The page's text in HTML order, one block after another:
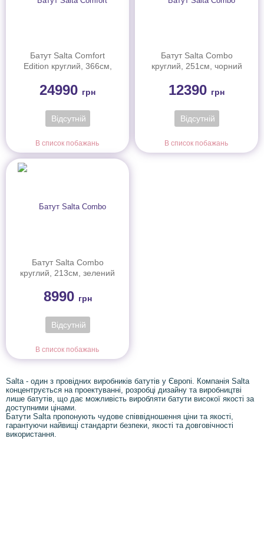
Батут Salta Comfort
Edition круглий, 366см,
24990 грн
Відсутній
В список побажань
Батут Salta Combo
круглий, 251см, чорний
12390 грн
Відсутній
В список побажань
Батут Salta Combo
круглий, 213см, зелений
8990 грн
Відсутній
В список побажань
Salta - один з провідних виробників батутів у Європі. Компанія Salta
концентрується на проектуванні, розробці дизайну та виробництві
лише батутів, що дає можливість виробляти батути високої якості за
доступними цінами.
Батути Salta пропонують чудове співвідношення ціни та якості,
гарантуючи найвищі стандарти безпеки, якості та довговічності
використання.